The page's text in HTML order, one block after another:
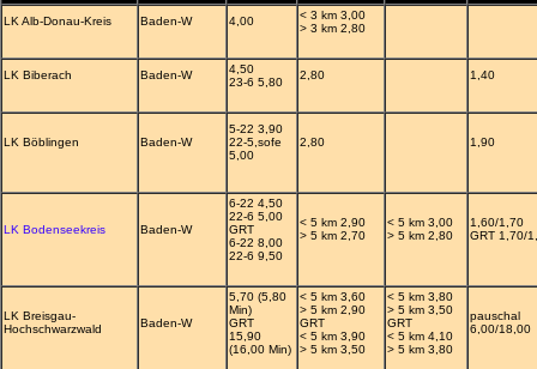
LK Alb-Donau-Kreis Baden-W 4,00
< 3 km 3,00
> 3 km 2,80
LK Biberach Baden-W
4,50
23-6 5,80
2,80 1,40
LK Böblingen Baden-W
5-22 3,90
22-5,sofe
5,00
2,80 1,90
LK Bodenseekreis Baden-W
6-22 4,50
22-6 5,00
GRT
6-22 8,00
22-6 9,50
< 5 km 2,90
> 5 km 2,70
< 5 km 3,00
> 5 km 2,80
1,60/1,70
GRT 1,70/
LK Breisgau-
Hochschwarzwald
Baden-W
5,70 (5,80
Min)
GRT
15,90
(16,00 Min)
< 5 km 3,60
> 5 km 2,90
GRT
< 5 km 3,90
> 5 km 3,50
< 5 km 3,80
> 5 km 3,50
GRT
< 5 km 4,10
> 5 km 3,80
pauschal
6,00/18,00